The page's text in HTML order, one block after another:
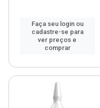
Faça seu login ou
cadastre-se para
ver preços e
comprar